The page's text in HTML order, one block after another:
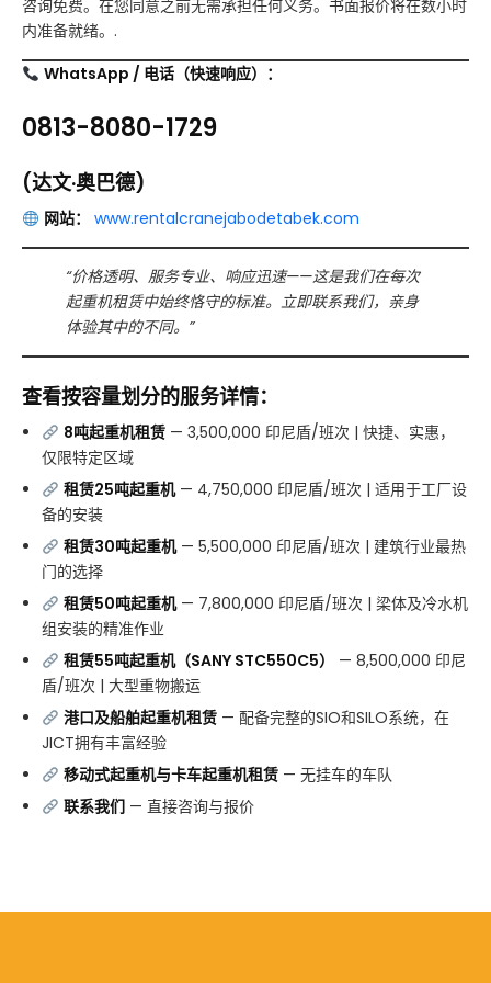
咨询免费。在您同意之前无需承担任何义务。书面报价将在数小时
内准备就绪。.
WhatsApp / 电话（快速响应）：
0813-8080-1729
(达文·奥巴德)
网站： www.rentalcranejabodetabek.com
“价格透明、服务专业、响应迅速——这是我们在每次
起重机租赁中始终恪守的标准。立即联系我们，亲身
体验其中的不同。”
查看按容量划分的服务详情：
8吨起重机租赁— 3,500,000 印尼盾/班次 | 快捷、实惠，
仅限特定区域
租赁25吨起重机— 4,750,000 印尼盾/班次 | 适用于工厂设
备的安装
租赁30吨起重机— 5,500,000 印尼盾/班次 | 建筑行业最热
门的选择
租赁50吨起重机— 7,800,000 印尼盾/班次 | 梁体及冷水机
组安装的精准作业
租赁55吨起重机（SANY STC550C5）
— 8,500,000 印尼
盾/班次 | 大型重物搬运
港口及船舶起重机租赁— 配备完整的SIO和SILO系统，在
JICT拥有丰富经验
移动式起重机与卡车起重机租赁— 无挂车的车队
联系我们— 直接咨询与报价